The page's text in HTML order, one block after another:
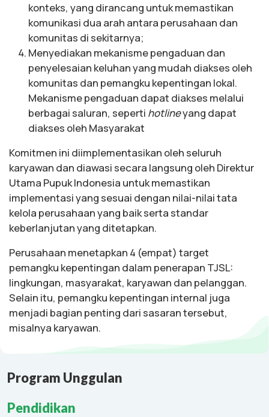
konteks, yang dirancang untuk memastikan
komunikasi dua arah antara perusahaan dan
komunitas di sekitarnya;
Menyediakan mekanisme pengaduan dan
penyelesaian keluhan yang mudah diakses oleh
komunitas dan pemangku kepentingan lokal.
Mekanisme pengaduan dapat diakses melalui
berbagai saluran, seperti hotlineyang dapat
diakses oleh Masyarakat
Komitmen ini diimplementasikan oleh seluruh
karyawan dan diawasi secara langsung oleh Direktur
Utama Pupuk Indonesia untuk memastikan
implementasi yang sesuai dengan nilai-nilai tata
kelola perusahaan yang baik serta standar
keberlanjutan yang ditetapkan.
Perusahaan menetapkan 4 (empat) target
pemangku kepentingan dalam penerapan TJSL:
lingkungan, masyarakat, karyawan dan pelanggan.
Selain itu, pemangku kepentingan internal juga
menjadi bagian penting dari sasaran tersebut,
misalnya karyawan.
Program Unggulan
Pendidikan